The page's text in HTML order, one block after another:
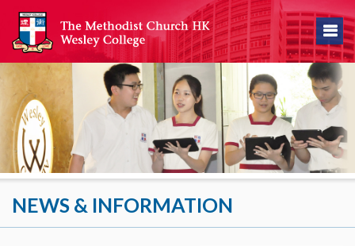
NEWS & INFORMATION